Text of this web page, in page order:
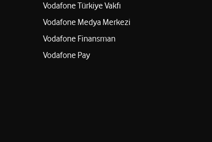
Vodafone Türkiye Vakfı
Vodafone Medya Merkezi
Vodafone Finansman
Vodafone Pay